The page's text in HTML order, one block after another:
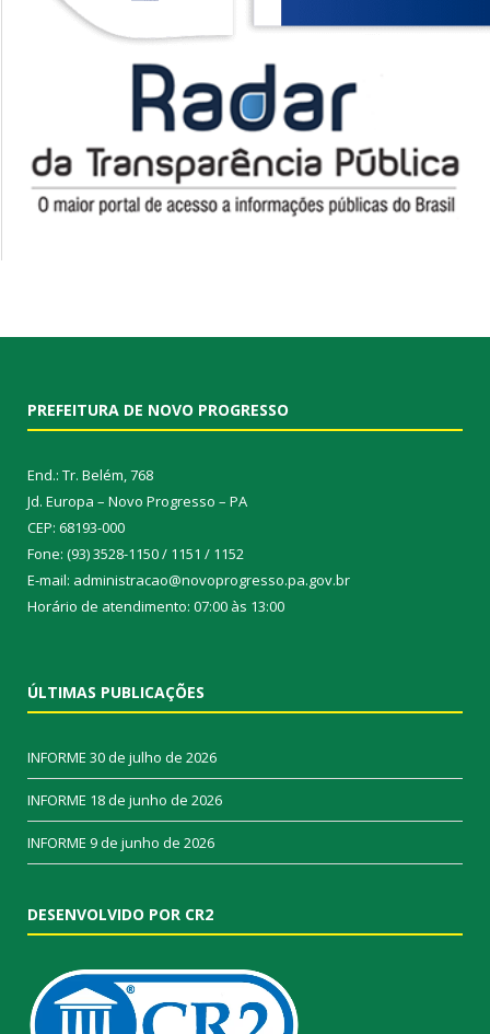
PREFEITURA DE NOVO PROGRESSO
End.: Tr. Belém, 768
Jd. Europa – Novo Progresso – PA
CEP: 68193-000
Fone: (93) 3528-1150 / 1151 / 1152
E-mail: administracao@novoprogresso.pa.gov.br
Horário de atendimento: 07:00 às 13:00
ÚLTIMAS PUBLICAÇÕES
INFORME 30 de julho de 2026
INFORME 18 de junho de 2026
INFORME 9 de junho de 2026
DESENVOLVIDO POR CR2